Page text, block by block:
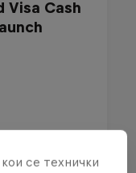
Visa Cash
се технички